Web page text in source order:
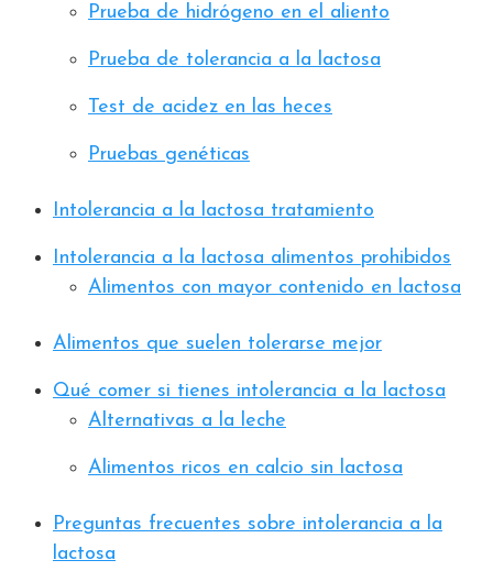
Prueba de hidrógeno en el aliento
Prueba de tolerancia a la lactosa
Test de acidez en las heces
Pruebas genéticas
Intolerancia a la lactosa tratamiento
Intolerancia a la lactosa alimentos prohibidos
Alimentos con mayor contenido en lactosa
Alimentos que suelen tolerarse mejor
Qué comer si tienes intolerancia a la lactosa
Alternativas a la leche
Alimentos ricos en calcio sin lactosa
Preguntas frecuentes sobre intolerancia a la
lactosa